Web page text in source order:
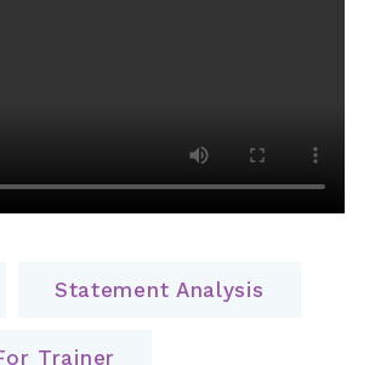
Statement Analysis
Trainer